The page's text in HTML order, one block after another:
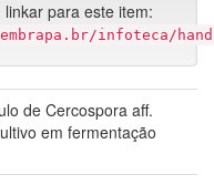
para este item:
infoteca/
de Cercospora aff.
em fermentação